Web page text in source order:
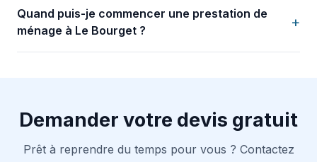
Quand puis-je commencer une prestation de
ménage à Le Bourget ?
+
Demander votre devis gratuit
Prêt à reprendre du temps pour vous ? Contactez